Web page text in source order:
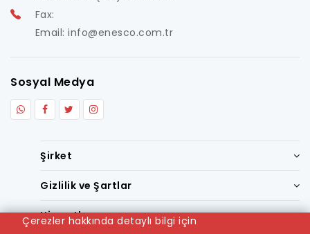
Fax:
Email: info@enesco.com.tr
Şirket
Gizlilik ve Şartlar
Hizmetler
Sosyal Medya
Çerezler hakkında detaylı bilgi için